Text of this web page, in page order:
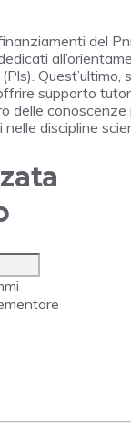
del
supporto
delle conoscenze
discipline